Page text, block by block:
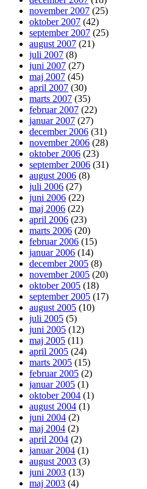
november 2007 (25)
oktober 2007 (42)
september 2007 (25)
august 2007 (21)
juli 2007 (8)
juni 2007 (27)
maj 2007 (45)
april 2007 (30)
marts 2007 (35)
februar 2007 (22)
januar 2007 (27)
december 2006 (31)
november 2006 (28)
oktober 2006 (23)
september 2006 (31)
august 2006 (8)
juli 2006 (27)
juni 2006 (22)
maj 2006 (22)
april 2006 (23)
marts 2006 (20)
februar 2006 (15)
januar 2006 (14)
december 2005 (8)
november 2005 (20)
oktober 2005 (18)
september 2005 (17)
august 2005 (10)
juli 2005 (5)
juni 2005 (12)
maj 2005 (11)
april 2005 (24)
marts 2005 (15)
februar 2005 (2)
januar 2005 (1)
oktober 2004 (1)
august 2004 (1)
juni 2004 (2)
maj 2004 (2)
april 2004 (2)
januar 2004 (1)
august 2003 (3)
juni 2003 (13)
maj 2003 (4)